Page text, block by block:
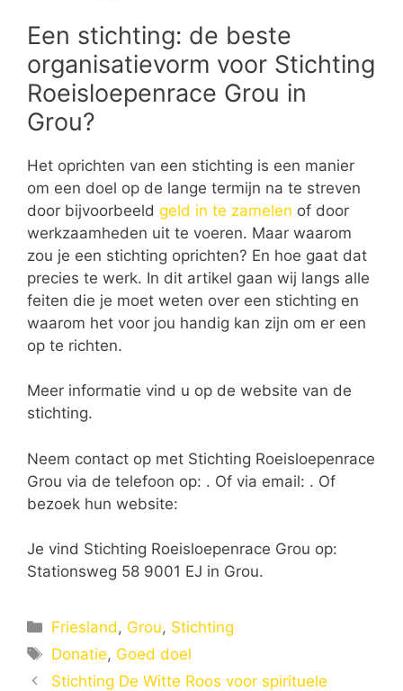
Een stichting: de beste
organisatievorm voor Stichting
Roeisloepenrace Grou in
Grou?
Het oprichten van een stichting is een manier
om een doel op de lange termijn na te streven
door bijvoorbeeld geld in te zamelen of door
werkzaamheden uit te voeren. Maar waarom
zou je een stichting oprichten? En hoe gaat dat
precies te werk. In dit artikel gaan wij langs alle
feiten die je moet weten over een stichting en
waarom het voor jou handig kan zijn om er een
op te richten.
Meer informatie vind u op de website van de
stichting.
Neem contact op met Stichting Roeisloepenrace
Grou via de telefoon op: . Of via email: . Of
bezoek hun website:
Je vind Stichting Roeisloepenrace Grou op:
Stationsweg 58 9001 EJ in Grou.
Categorieën
Friesland, Grou, Stichting
Tags
Donatie, Goed doel
Stichting De Witte Roos voor spirituele